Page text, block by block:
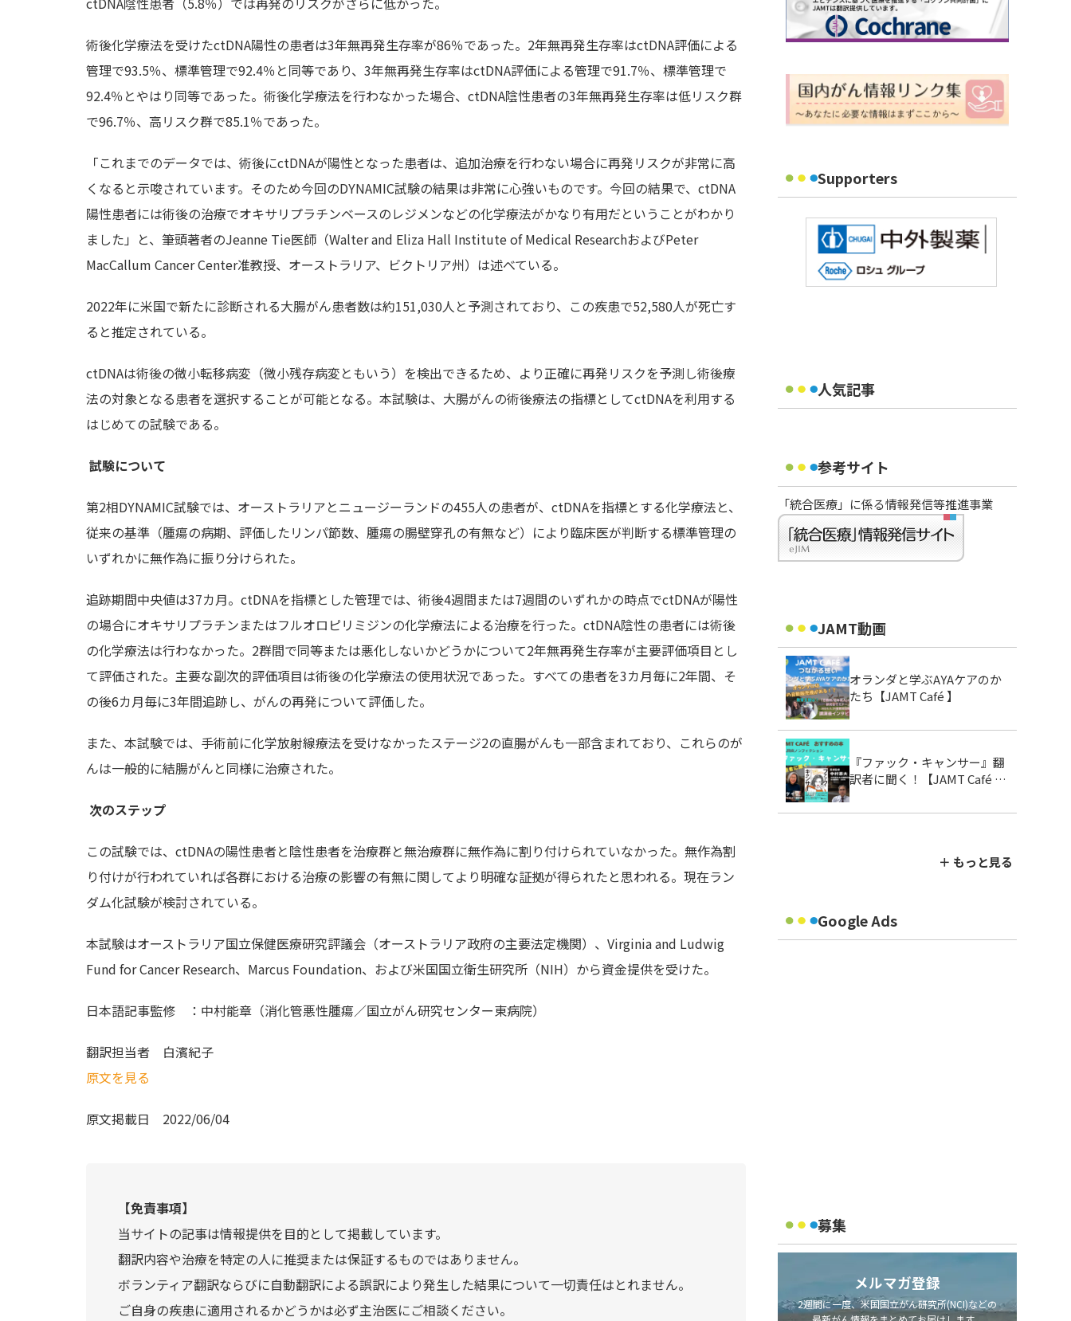
術後化学療法を受けたctDNA陽性の患者は3年無再発生存率が86％であった。2年無再発生存率はctDNA評価による
管理で93.5％、標準管理で92.4％と同等であり、3年無再発生存率はctDNA評価による管理で91.7％、標準管理で
92.4％とやはり同等であった。術後化学療法を行わなかった場合、ctDNA陰性患者の3年無再発生存率は低リスク群
で96.7％、高リスク群で85.1％であった。
「これまでのデータでは、術後にctDNAが陽性となった患者は、追加治療を行わない場合に再発リスクが非常に高
くなると示唆されています。そのため今回のDYNAMIC試験の結果は非常に心強いものです。今回の結果で、ctDNA
陽性患者には術後の治療でオキサリプラチンベースのレジメンなどの化学療法がかなり有用だということがわかり
ました」と、筆頭著者のJeanne Tie医師（Walter and Eliza Hall Institute of Medical ResearchおよびPeter
MacCallum Cancer Center准教授、オーストラリア、ビクトリア州）は述べている。
2022年に米国で新たに診断される大腸がん患者数は約151,030人と予測されており、この疾患で52,580人が死亡す
ると推定されている。
ctDNAは術後の微小転移病変（微小残存病変ともいう）を検出できるため、より正確に再発リスクを予測し術後療
法の対象となる患者を選択することが可能となる。本試験は、大腸がんの術後療法の指標としてctDNAを利用する
はじめての試験である。
試験について
第2相DYNAMIC試験では、オーストラリアとニュージーランドの455人の患者が、ctDNAを指標とする化学療法と、
従来の基準（腫瘍の病期、評価したリンパ節数、腫瘍の腸壁穿孔の有無など）により臨床医が判断する標準管理の
いずれかに無作為に振り分けられた。
追跡期間中央値は37カ月。ctDNAを指標とした管理では、術後4週間または7週間のいずれかの時点でctDNAが陽性
の場合にオキサリプラチンまたはフルオロピリミジンの化学療法による治療を行った。ctDNA陰性の患者には術後
の化学療法は行わなかった。2群間で同等または悪化しないかどうかについて2年無再発生存率が主要評価項目とし
て評価された。主要な副次的評価項目は術後の化学療法の使用状況であった。すべての患者を3カ月毎に2年間、そ
の後6カ月毎に3年間追跡し、がんの再発について評価した。
また、本試験では、手術前に化学放射線療法を受けなかったステージ2の直腸がんも一部含まれており、これらのが
んは一般的に結腸がんと同様に治療された。
次のステップ
この試験では、ctDNAの陽性患者と陰性患者を治療群と無治療群に無作為に割り付けられていなかった。無作為割
り付けが行われていれば各群における治療の影響の有無に関してより明確な証拠が得られたと思われる。現在ラン
ダム化試験が検討されている。
本試験はオーストラリア国立保健医療研究評議会（オーストラリア政府の主要法定機関）、Virginia and Ludwig
Fund for Cancer Research、Marcus Foundation、および米国国立衛生研究所（NIH）から資金提供を受けた。
日本語記事監修 ：中村能章（消化管悪性腫瘍／国立がん研究センター東病院）
翻訳担当者 白濱紀子
原文を見る
原文掲載日 2022/06/04
【免責事項】
当サイトの記事は情報提供を目的として掲載しています。
翻訳内容や治療を特定の人に推奨または保証するものではありません。
ボランティア翻訳ならびに自動翻訳による誤訳により発生した結果について一切責任はとれません。
ご自身の疾患に適用されるかどうかは必ず主治医にご相談ください。
Supporters
人気記事
参考サイト
「統合医療」に係る情報発信等推進事業
JAMT動画
オランダと学ぶAYAケアのか
たち【JAMT Café 】
『ファック・キャンサー』翻
訳者に聞く！【JAMT Café お
＋ もっと見る
Google Ads
募集
メルマガ登録
2週間に一度、米国国立がん研究所(NCI)などの